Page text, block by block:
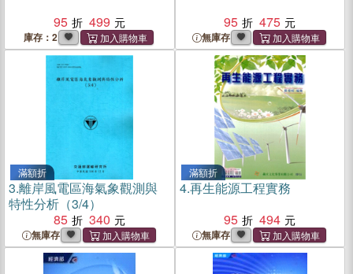
95
499
庫存：2
95
475
無庫存
滿額折
3.離岸風電區海氣象觀測與
特性分析（3/4）
85
340
無庫存
滿額折
4.再生能源工程實務
95
494
無庫存